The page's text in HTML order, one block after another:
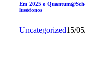
Em 2025 o
lusófonos
Uncategorized15/